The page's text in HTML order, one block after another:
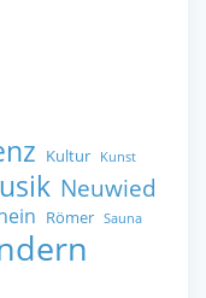
Kultur Kunst
Neuwied
Römer Sauna